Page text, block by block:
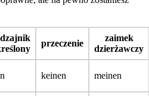
przeczenie
zaimek
dzierżawczy
keinen meinen